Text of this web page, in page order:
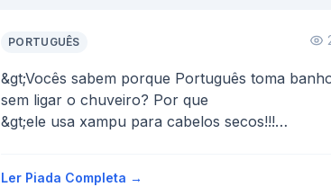
PORTUGUÊS
&gt;Vocês sabem porque Português toma
sem ligar o chuveiro? Por que
&gt;ele usa xampu para cabelos secos!!!
Ler Piada Completa →